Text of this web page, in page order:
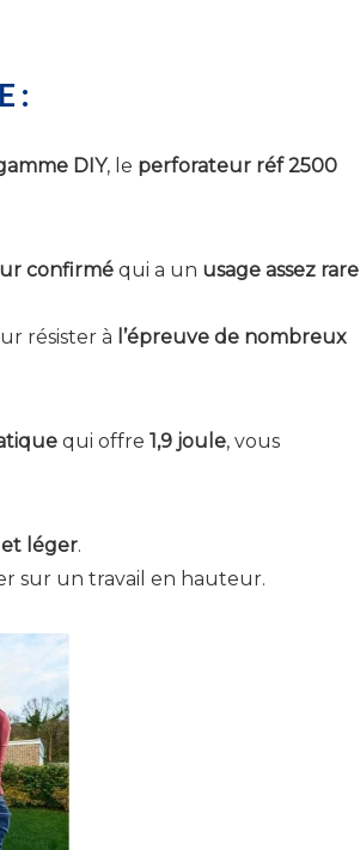
:
DIY, le perforateur réf 2500
confirmé qui a un usage assez rare
résister à l’épreuve de nombreux
qui offre 1,9 joule, vous
léger.
sur un travail en hauteur.